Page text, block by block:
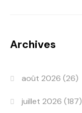
Archives
août 2026 (26)
juillet 2026 (187)